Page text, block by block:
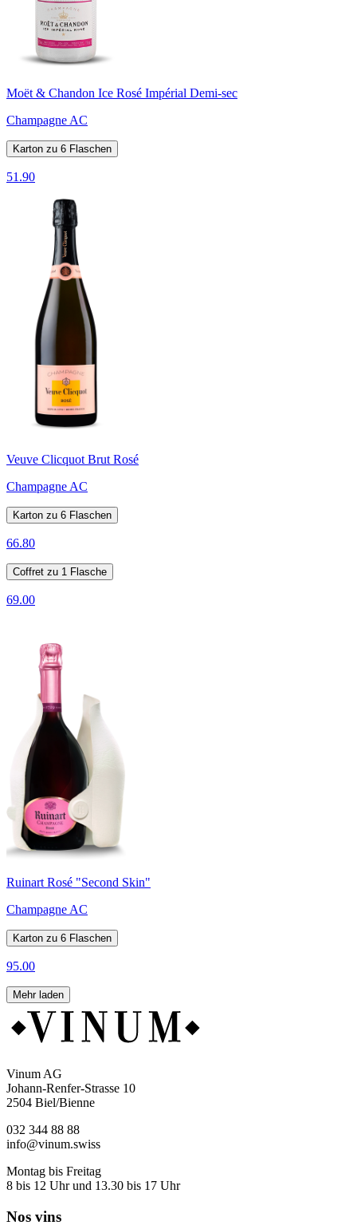
Moët & Chandon Ice Rosé Impérial Demi-sec
Champagne AC
Karton zu 6 Flaschen
51.90
Veuve Clicquot Brut Rosé
Champagne AC
Karton zu 6 Flaschen
66.80
Coffret zu 1 Flasche
69.00
Ruinart Rosé "Second Skin"
Champagne AC
Karton zu 6 Flaschen
95.00
Mehr laden
Vinum AG
Johann-Renfer-Strasse 10
2504 Biel/Bienne
032 344 88 88
info@vinum.swiss
Montag bis Freitag
8 bis 12 Uhr und 13.30 bis 17 Uhr
Nos vins